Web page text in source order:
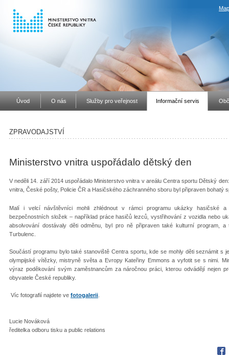
Úvod O nás Služby pro veřejnost Informační servis
ZPRAVODAJSTVÍ
Ministerstvo vnitra uspořádalo dětský den
V neděli 14. září 2014 uspořádalo Ministerstvo vnitra v areálu Centra sportu Dětský
vnitra, České pošty, Policie ČR a Hasičského záchranného sboru byl připraven bohatý
Malí i velcí návštěvníci mohli zhlédnout v rámci programu ukázky hasičské a
bezpečnostních složek – například práce hasičů lezců, vystřihování z vozidla nebo
absolvování dostávaly děti odměnu, byl pro ně připraven také kulturní program,
Turbulenc.
Součástí programu bylo také stanoviště Centra sportu, kde se mohly děti seznámit s
olympijské vítězky, mistryně světa a Evropy Kateřiny Emmons a vyfotit se s nimi.
výraz poděkování svým zaměstnancům za náročnou práci, kterou odvádějí nejen
obyvatele České republiky.
Víc fotografií najdete ve fotogalerii
Lucie Nováková
ředitelka odboru tisku a public relations